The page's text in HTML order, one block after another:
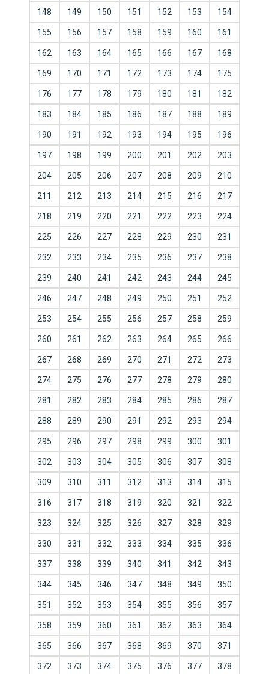
148 149 150 151 152 153 154
155 156 157 158 159 160 161
162 163 164 165 166 167 168
169 170 171 172 173 174 175
176 177 178 179 180 181 182
183 184 185 186 187 188 189
190 191 192 193 194 195 196
197 198 199 200 201 202 203
204 205 206 207 208 209 210
211 212 213 214 215 216 217
218 219 220 221 222 223 224
225 226 227 228 229 230 231
232 233 234 235 236 237 238
239 240 241 242 243 244 245
246 247 248 249 250 251 252
253 254 255 256 257 258 259
260 261 262 263 264 265 266
267 268 269 270 271 272 273
274 275 276 277 278 279 280
281 282 283 284 285 286 287
288 289 290 291 292 293 294
295 296 297 298 299 300 301
302 303 304 305 306 307 308
309 310 311 312 313 314 315
316 317 318 319 320 321 322
323 324 325 326 327 328 329
330 331 332 333 334 335 336
337 338 339 340 341 342 343
344 345 346 347 348 349 350
351 352 353 354 355 356 357
358 359 360 361 362 363 364
365 366 367 368 369 370 371
372 373 374 375 376 377 378